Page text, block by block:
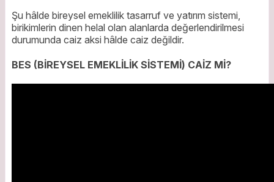
Şu hâlde bireysel emeklilik tasarruf ve yatırım sistemi,
birikimlerin dinen helal olan alanlarda değerlendirilmesi
durumunda caiz aksi hâlde caiz değildir.
BES (BİREYSEL EMEKLİLİK SİSTEMİ) CAİZ Mİ?